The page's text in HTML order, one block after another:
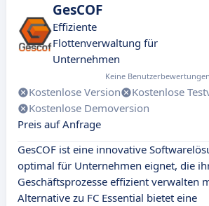
GesCOF
Effiziente
Flottenverwaltung für
Unternehmen
Keine Benutzerbewertungen
Kostenlose Version
Kostenlose
Kostenlose Demoversion
Preis auf Anfrage
GesCOF ist eine innovative
optimal für Unternehmen eignet, die
Geschäftsprozesse effizient verwalten
Alternative zu FC Essential bietet eine